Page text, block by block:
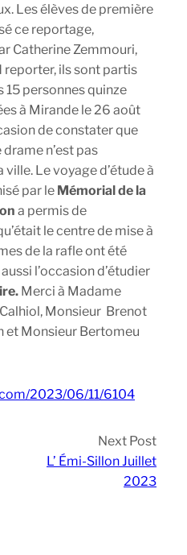
Les élèves de première
ce reportage,
Catherine Zemmouri,
reporter, ils sont partis
15 personnes quinze
à Mirande le 26 août
de constater que
drame n’est pas
Le voyage d’étude à
par le Mémorial de la
a permis de
le centre de mise à
de la rafle ont été
l’occasion d’étudier
Merci à Madame
Monsieur Brenot
et Monsieur Bertomeu
2023/06/11/6104
Next Post
L’ Émi-Sillon Juillet
2023